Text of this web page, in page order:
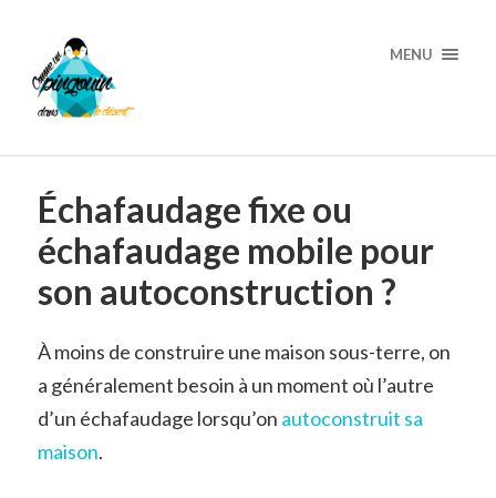
MENU
Échafaudage fixe ou
échafaudage mobile pour
son autoconstruction ?
À moins de construire une maison sous-terre, on
a généralement besoin à un moment où l’autre
d’un échafaudage lorsqu’on autoconstruit sa
maison.